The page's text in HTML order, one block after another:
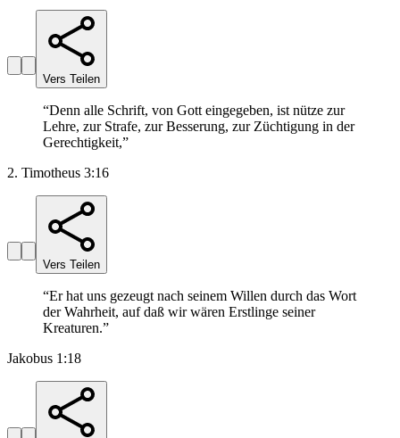
Vers Teilen
“Denn alle Schrift, von Gott eingegeben, ist nütze zur
Lehre, zur Strafe, zur Besserung, zur Züchtigung in der
Gerechtigkeit,”
2. Timotheus 3:16
Vers Teilen
“Er hat uns gezeugt nach seinem Willen durch das Wort
der Wahrheit, auf daß wir wären Erstlinge seiner
Kreaturen.”
Jakobus 1:18